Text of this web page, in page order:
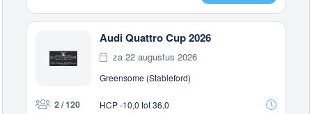
Audi Quattro Cup 2026
za 22 augustus 2026
Greensome (Stableford)
2 / 120 HCP -10,0 tot 36,0